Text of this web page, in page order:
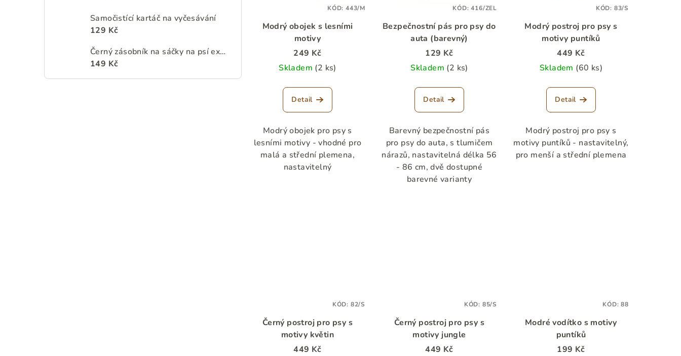
Samočistící kartáč na vyčesávání
129 Kč
Černý zásobník na sáčky na psí exkrementy s motivy květin
149 Kč
ů
Modrý obojek s lesními
motivy
249 Kč
Skladem (2 ks)
Detail
Modrý obojek pro psy s
lesními motivy - vhodné pro
malá a střední plemena,
nastavitelný
KÓD: 443/M
Bezpečnostní pás pro psy do
auta (barevný)
129 Kč
Skladem (2 ks)
Detail
Barevný bezpečnostní pás
pro psy do auta, s tlumičem
nárazů, nastavitelná délka 56
- 86 cm, dvě dostupné
barevné varianty
KÓD:416/ZEL
Modrý postroj pro psy s
motivy puntíků
449 Kč
Skladem (60 ks)
Detail
Modrý postroj pro psy s
motivy puntíků - nastavitelný,
pro menší a střední plemena
KÓD: 83/S
Černý postroj pro psy s
motivy květin
449 Kč
KÓD: 82/S
Černý postroj pro psy s
motivy jungle
449 Kč
KÓD: 85/S
Modré vodítko s motivy
puntíků
199 Kč
KÓD:88